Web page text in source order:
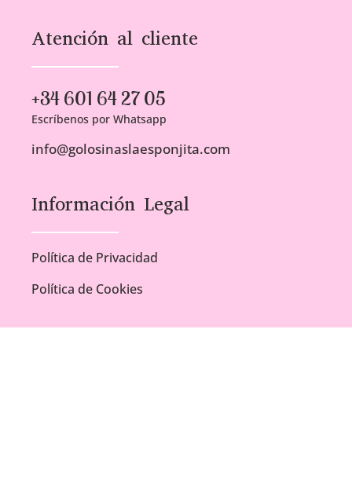
Atención al cliente
+34 601 64 27 05
Escríbenos por Whatsapp
info@golosinaslaesponjita.com
Información Legal
Política de Privacidad
Política de Cookies